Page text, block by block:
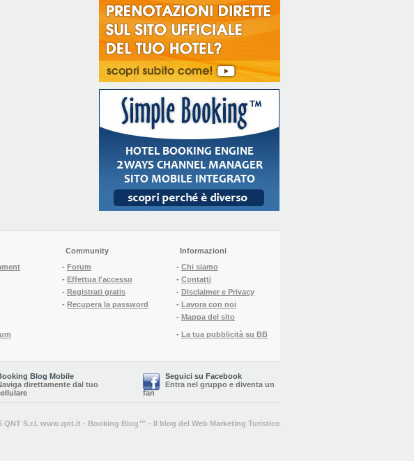
Community
- Forum
- Effettua l'accesso
- Registrati gratis
- Recupera la password
Informazioni
- Chi siamo
- Contatti
- Disclaimer e Privacy
- Lavora con noi
- Mappa del sito
- La tua pubblicità su BB
Blog Mobile
direttamente dal tuo
Seguici su Facebook
Entra nel gruppo e diventa un
fan
QNT S.r.l. www.qnt.it - Booking Blog™ - Il blog del Web Marketing Turistico